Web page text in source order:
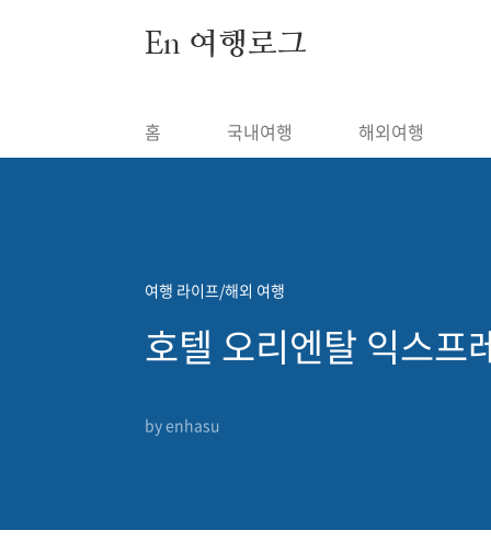
En 여행로그
홈 국내여행 해외여행
여행 라이프/해외 여행
호텔 오리엔탈 익스프
by enhasu